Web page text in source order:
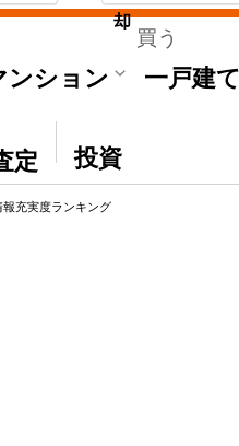
買う
ンション 一戸建
定
その他
投資
却
充実度ランキング